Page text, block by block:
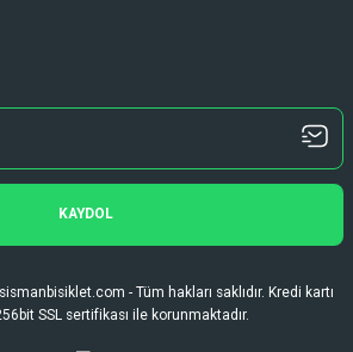
KAYDOL
- Tüm hakları saklıdır. Kredi kartı
SSL sertifikası ile korunmaktadır.